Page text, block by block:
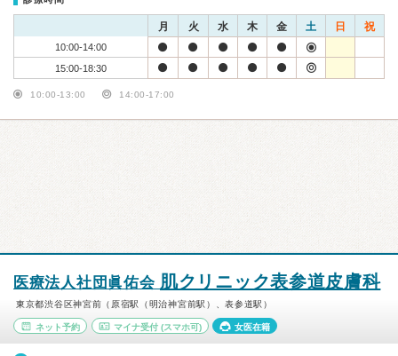
月 火 水 木 金 土 日 祝
10:00-14:00
15:00-18:30
10:00-13:00 14:00-17:00
医療法人社団眞佑会 肌クリニック表参道皮膚科
東京都渋谷区神宮前（原宿駅（明治神宮前駅）、表参道駅）
ネット予約 マイナ受付(スマホ可) 女医在籍